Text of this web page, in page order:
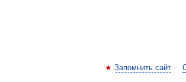
Запомнить сайт